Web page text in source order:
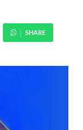
SHARE